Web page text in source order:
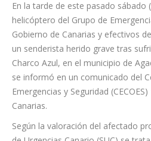
En la tarde de este pasado sábado
helicóptero del Grupo de
Gobierno de Canarias y efectivos
un senderista herido grave tras
Charco Azul, en el municipio de
se informó en un comunicado del
Emergencias y Seguridad
Canarias.